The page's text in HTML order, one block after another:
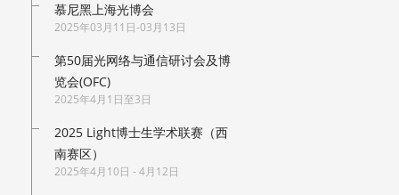
慕尼黑上海光博会
2025年03月11日-03月13日
第50届光网络与通信研讨会及博
览会(OFC)
2025年4月1日至3日
2025 Light博士生学术联赛（西
南赛区）
2025年4月10日 - 4月12日